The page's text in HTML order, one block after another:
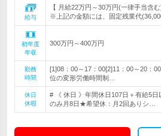
給与
【 月給22万円～30万円(一律手当含
※上記の金額には、固定残業代
初年度
年収
300万円～400万円
勤務
時間
[1]08：00～17：00[2]11：00～20：
位の変形労働時間制…
休日
休暇
# 《 休日 》年間休日107日＋有給5
のみ月8日★希望休：月2回ありシ…